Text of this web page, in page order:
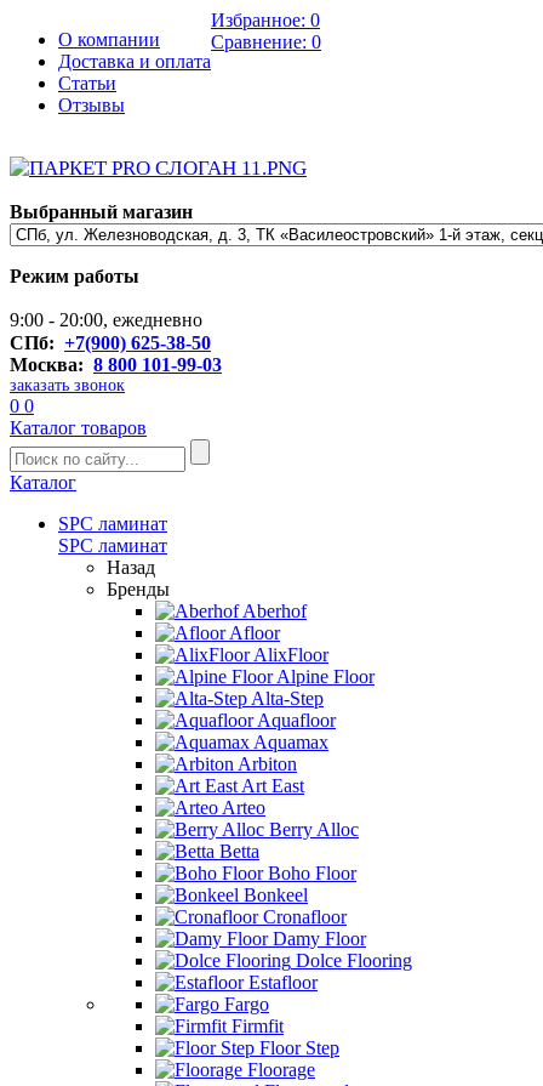
О компании
Доставка и оплата
Статьи
Отзывы
Избранное: 0
Сравнение: 0
Выбранный магазин
Режим работы
9:00 - 20:00, ежедневно
СПб: +7(900) 625-38-50
Москва: 8 800 101-99-03
заказать звонок
0 0
Каталог товаров
Каталог
SPC ламинат
SPC ламинат
Назад
Бренды
Aberhof
Afloor
AlixFloor
Alpine Floor
Alta-Step
Aquafloor
Aquamax
Arbiton
Art East
Arteo
Berry Alloc
Betta
Boho Floor
Bonkeel
Cronafloor
Damy Floor
Dolce Flooring
Estafloor
Fargo
Firmfit
Floor Step
Floorage